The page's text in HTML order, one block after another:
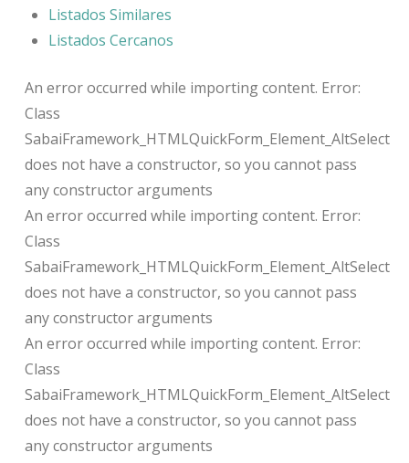
Listados Similares
Listados Cercanos
An error occurred while importing content. Error:
Class
SabaiFramework_HTMLQuickForm_Element_AltSelect
does not have a constructor, so you cannot pass
any constructor arguments
An error occurred while importing content. Error:
Class
SabaiFramework_HTMLQuickForm_Element_AltSelect
does not have a constructor, so you cannot pass
any constructor arguments
An error occurred while importing content. Error:
Class
SabaiFramework_HTMLQuickForm_Element_AltSelect
does not have a constructor, so you cannot pass
any constructor arguments